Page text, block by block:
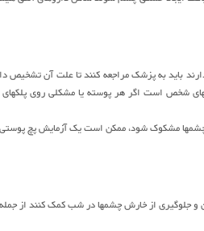
باید به پزشک مراجعه کنند تا علت آن
شخص است اگر هر پوسته یا مشکلی روی
مشکوک شود، ممکن است یک آزمایش پچ
و جلوگیری از خارش چشمها در شب کمک کنند از